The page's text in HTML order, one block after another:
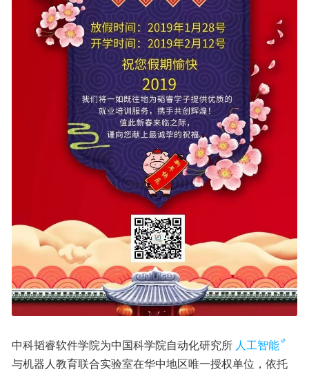
中科韬睿软件学院为中国科学院自动化研究所 人工智能
与机器人教育联合实验室在华中地区唯一授权单位，依托